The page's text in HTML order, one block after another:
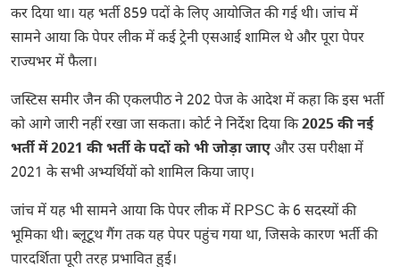
कर दिया था। यह भर्ती 859 पदों के लिए आयोजित की गई थी। जांच में
सामने आया कि पेपर लीक में कई ट्रेनी एसआई शामिल थे और पूरा पेपर
राज्यभर में फैला।
जस्टिस समीर जैन की एकलपीठ ने 202 पेज के आदेश में कहा कि इस भर्ती
को आगे जारी नहीं रखा जा सकता। कोर्ट ने निर्देश दिया कि2025 की नई
भर्ती में 2021 की भर्ती के पदों को भी जोड़ा जाएऔर उस परीक्षा में
2021 के सभी अभ्यर्थियों को शामिल किया जाए।
जांच में यह भी सामने आया कि पेपर लीक में RPSC के 6 सदस्यों की
भूमिका थी। ब्लूटूथ गैंग तक यह पेपर पहुंच गया था, जिसके कारण भर्ती की
पारदर्शिता पूरी तरह प्रभावित हुई।